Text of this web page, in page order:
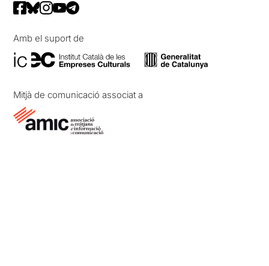
Amb el suport de
Mitjà de comunicació associat a